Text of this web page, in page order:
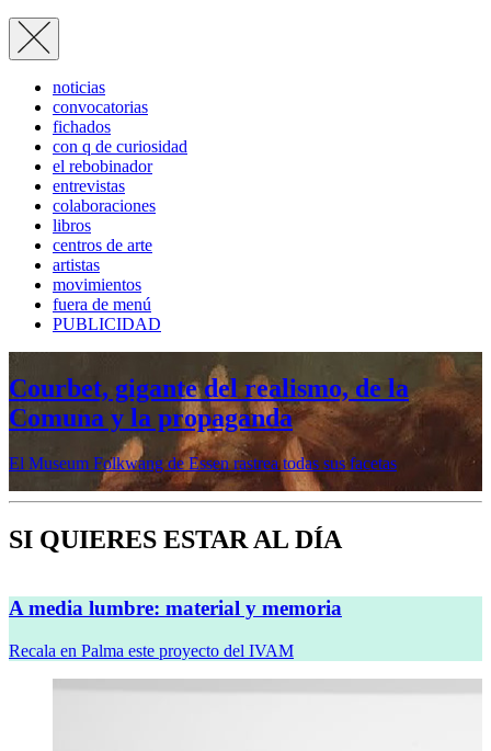
noticias
convocatorias
fichados
con q de curiosidad
el rebobinador
entrevistas
colaboraciones
libros
centros de arte
artistas
movimientos
fuera de menú
PUBLICIDAD
Mujeres prerrafaelitas, psiquiatría en la
vanguardia, Minor White o Dana
Lixenberg, en otoño en la Fundación
MAPFRE
Veremos cinco muestras en sus sedes de Madrid y Barcelona
SI QUIERES ESTAR AL DÍA
A media lumbre: material y memoria